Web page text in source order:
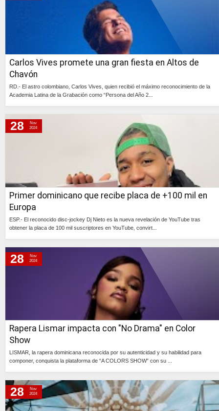
Carlos Vives promete una gran fiesta en Altos de
Chavón
RD.- El astro colombiano, Carlos Vives, quien recibió el máximo reconocimiento de la
Academia Latina de la Grabación como “Persona del Año 2...
Primer dominicano que recibe placa de +100 mil en
Europa
ESP.- El reconocido disc-jockey Dj Nieto es la nueva revelación de YouTube tras
obtener la placa de 100 mil suscriptores en YouTube, convirt...
28
Nov
2024
Rapera Lismar impacta con "No Drama" en Color
Show
LISMAR, la rapera dominicana reconocida por su autenticidad y su habilidad para
componer, conquista la plataforma de “A COLORS SHOW” con su ...
28
Nov
2024
28
Nov
2024